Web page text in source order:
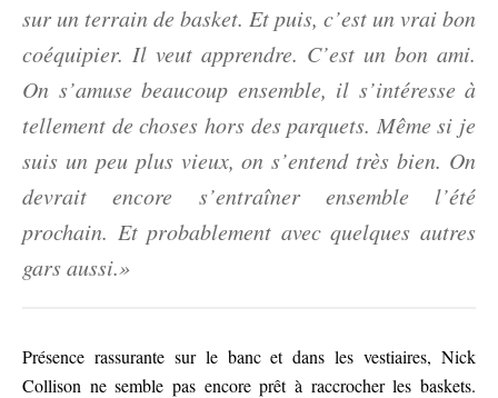
sur un terrain de basket. Et puis, c’est un vrai bon
coéquipier. Il veut apprendre. C’est un bon ami.
On s’amuse beaucoup ensemble, il s’intéresse à
tellement de choses hors des parquets. Même si je
suis un peu plus vieux, on s’entend très bien. On
devrait encore s’entraîner ensemble l’été
prochain. Et probablement avec quelques autres
gars aussi.»
Présence rassurante sur le banc et dans les vestiaires, Nick
Collison ne semble pas encore prêt à raccrocher les baskets.